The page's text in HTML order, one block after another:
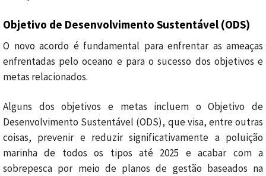
Objetivo de Desenvolvimento Sustentável (ODS)
O novo acordo é fundamental para enfrentar as ameaças
enfrentadas pelo oceano e para o sucesso dos objetivos e
metas relacionados.
Alguns dos objetivos e metas incluem o Objetivo de
Desenvolvimento Sustentável (ODS), que visa, entre outras
coisas, prevenir e reduzir significativamente a poluição
marinha de todos os tipos até 2025 e acabar com a
sobrepesca por meio de planos de gestão baseados na